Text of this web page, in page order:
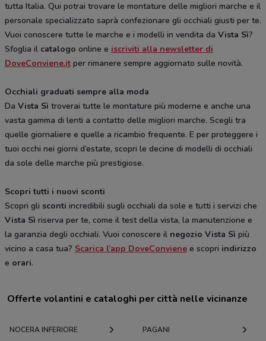
tutta Italia. Qui potrai trovare le montature delle migliori marche e il
personale specializzato saprà confezionare gli occhiali giusti per te.
Vuoi conoscere tutte le marche e i modelli in vendita da Vista Sì?
Sfoglia il catalogo online e iscriviti alla newsletter di
DoveConviene.it per rimanere sempre aggiornato sulle novità.
Occhiali graduati sempre alla moda
Da Vista Sì troverai tutte le montature più moderne e anche una
vasta gamma di lenti a contatto delle migliori marche. Scegli tra
quelle giornaliere e quelle a ricambio frequente. E per proteggere i
tuoi occhi nei giorni d’estate, scopri le decine di modelli di occhiali
da sole delle marche più prestigiose.
Scopri tutti i nuovi sconti
Scopri gli sconti incredibili sugli occhiali da sole e tutti i servizi che
Vista Sì riserva per te, come il test della vista, la manutenzione e
la garanzia degli occhiali. Vuoi conoscere il negozio Vista Sì più
vicino a casa tua? Scarica l’app DoveConviene e scopri indirizzo
e orari.
Offerte volantini e cataloghi per città nelle vicinanze
NOCERA INFERIORE PAGANI